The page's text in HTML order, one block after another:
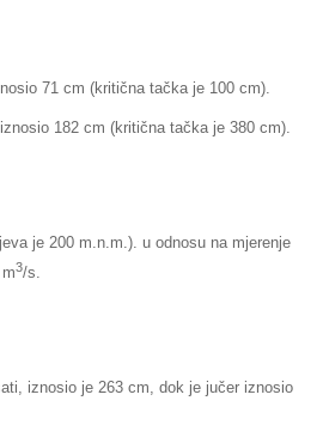
71 cm (kritična tačka je 100 cm).
182 cm (kritična tačka je 380 cm).
je 200 m.n.m.). u odnosu na mjerenje
3/s.
iznosio je 263 cm, dok je jučer iznosio